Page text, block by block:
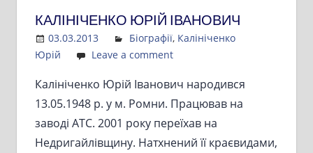
КАЛІНІЧЕНКО ЮРІЙ ІВАНОВИЧ
03.03.2013 Admin
Біографії, Калініченко
Юрій
Leave a comment
Калініченко Юрій Іванович народився
13.05.1948 р. у м. Ромни. Працював на
заводі АТС. 2001 року переїхав на
Недригайлівщину. Натхнений її краєвидами,